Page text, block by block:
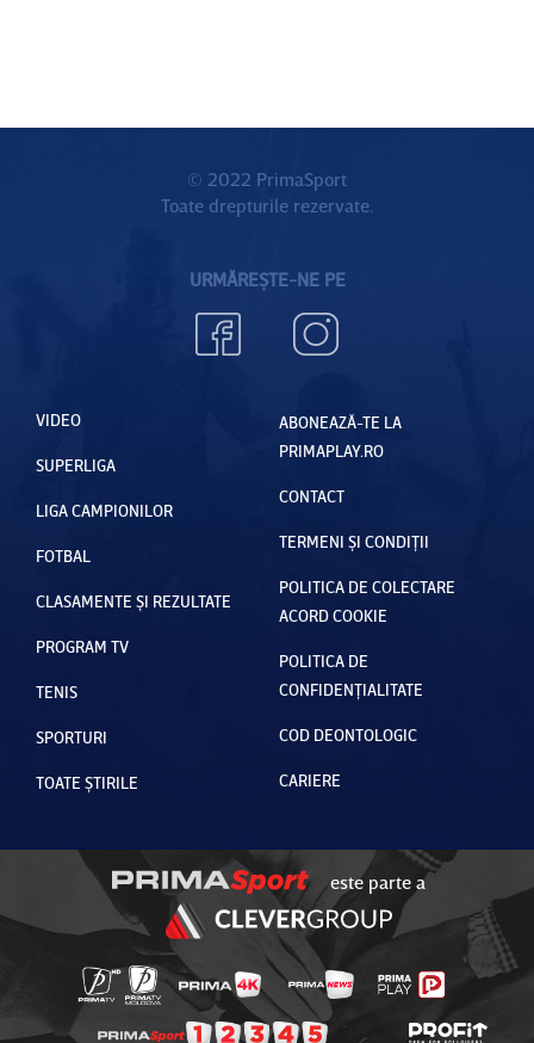
© 2022 PrimaSport
Toate drepturile rezervate.
URMĂREȘTE-NE PE
VIDEO
SUPERLIGA
LIGA CAMPIONILOR
FOTBAL
CLASAMENTE ȘI REZULTATE
PROGRAM TV
TENIS
SPORTURI
TOATE ȘTIRILE
ABONEAZĂ-TE LA
PRIMAPLAY.RO
CONTACT
TERMENI ȘI CONDIȚII
POLITICA DE COLECTARE
ACORD COOKIE
POLITICA DE
CONFIDENȚIALITATE
COD DEONTOLOGIC
CARIERE
este parte a